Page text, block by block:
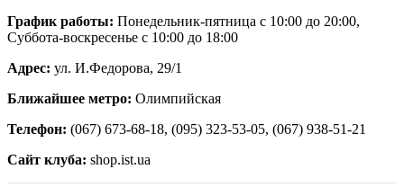
График работы: Понедельник-пятница с 10:00 до 20:00,
Суббота-воскресенье с 10:00 до 18:00
Адрес: ул. И.Федорова, 29/1
Ближайшее метро: Олимпийская
Телефон: (067) 673-68-18, (095) 323-53-05, (067) 938-51-21
Сайт клуба: shop.ist.ua